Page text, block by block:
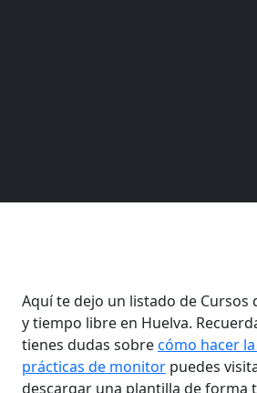
Aquí te dejo un listado de Cursos
y tiempo libre en Huelva.
tienes dudas sobrecómo hacer
prácticas de monitor puedes
descargar una plantilla de forma